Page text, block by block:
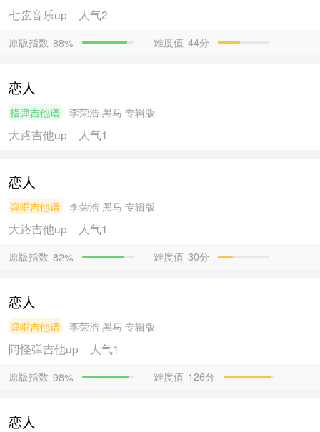
七弦音乐up 人气2
原版指数 88% 难度值 44分
恋人
指弹吉他谱 李荣浩 黑马 专辑版
大路吉他up 人气1
恋人
弹唱吉他谱 李荣浩 黑马 专辑版
大路吉他up 人气1
原版指数 82% 难度值 30分
恋人
弹唱吉他谱 李荣浩 黑马 专辑版
阿怪弹吉他up 人气1
原版指数 98% 难度值 126分
恋人